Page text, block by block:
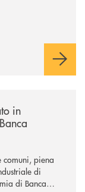
in
piena
di
di Banca